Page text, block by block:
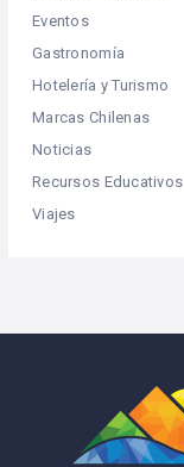
Eventos
Gastronomía
Hotelería y Turismo
Marcas Chilenas
Noticias
Recursos Educativos
Viajes